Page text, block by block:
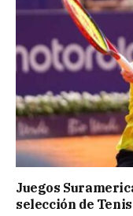
Juegos
selección de Tenis